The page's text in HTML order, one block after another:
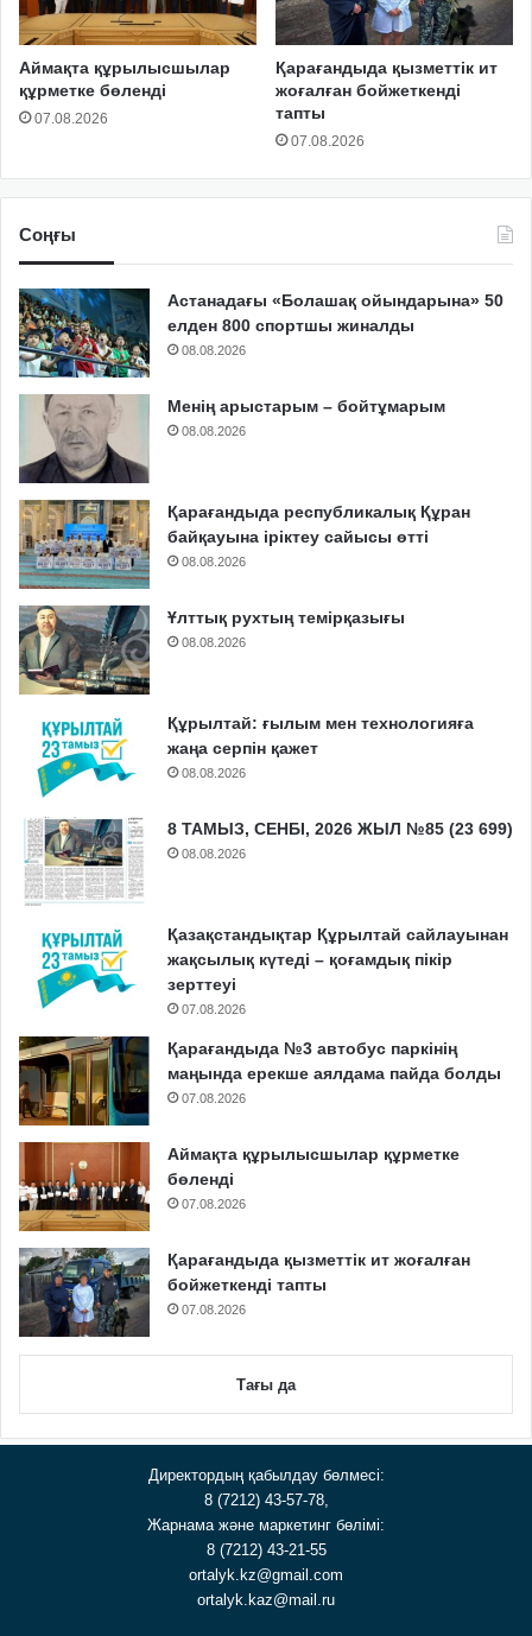
Аймақта құрылысшылар
құрметке бөленді
07.08.2026
Қарағандыда қызметтік ит
жоғалған бойжеткенді
тапты
07.08.2026
Соңғы
Астанадағы «Болашақ ойындарына» 50
елден 800 спортшы жиналды
08.08.2026
Менің арыстарым – бойтұмарым
08.08.2026
Қарағандыда республикалық Құран
байқауына іріктеу сайысы өтті
08.08.2026
Ұлттық рухтың темірқазығы
08.08.2026
Құрылтай: ғылым мен технологияға
жаңа серпін қажет
08.08.2026
8 ТАМЫЗ, СЕНБІ, 2026 ЖЫЛ №85 (23 699)
08.08.2026
Қазақстандықтар Құрылтай сайлауынан
жақсылық күтеді – қоғамдық пікір
зерттеуі
07.08.2026
Қарағандыда №3 автобус паркінің
маңында ерекше аялдама пайда болды
07.08.2026
Аймақта құрылысшылар құрметке
бөленді
07.08.2026
Қарағандыда қызметтік ит жоғалған
бойжеткенді тапты
07.08.2026
Тағы да
Директордың қабылдау бөлмесі:
8 (7212) 43-57-78,
Жарнама және маркетинг бөлімі:
8 (7212) 43-21-55
ortalyk.kz@gmail.com
ortalyk.kaz@mail.ru